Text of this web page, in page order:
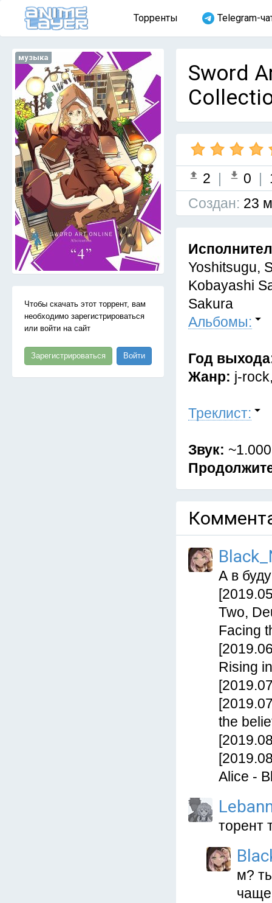
Торренты Telegram-
музыка
Чтобы скачать этот торрент, вам
необходимо зарегистрироваться
или войти на сайт
Зарегистрироваться Войти
Sword
2 | 0 |
Cоздан: 23
Yoshitsugu,
Kobayashi
Sakura
Альбомы:
Год
Жанр: j-
Треклист:
Звук:
А в
Two,
Facing
Rising
the
Alice -
торент
м?